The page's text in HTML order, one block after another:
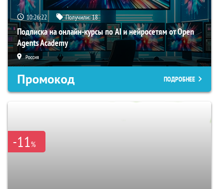
10:26:21 Получили:18
Подписка на онлайн-курсы по AI и нейросетям от Open
Agents Academy
Россия
Промокод ПОДРОБНЕЕ
-11%